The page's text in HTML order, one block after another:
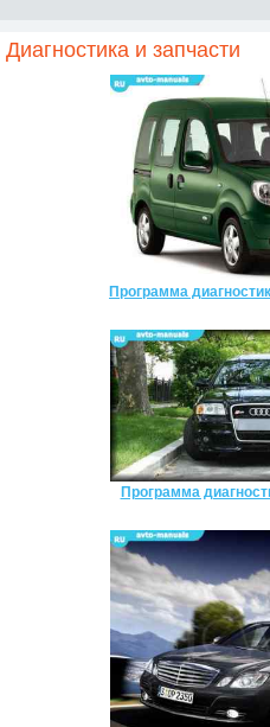
Диагностика и запчасти
Программа
Программа